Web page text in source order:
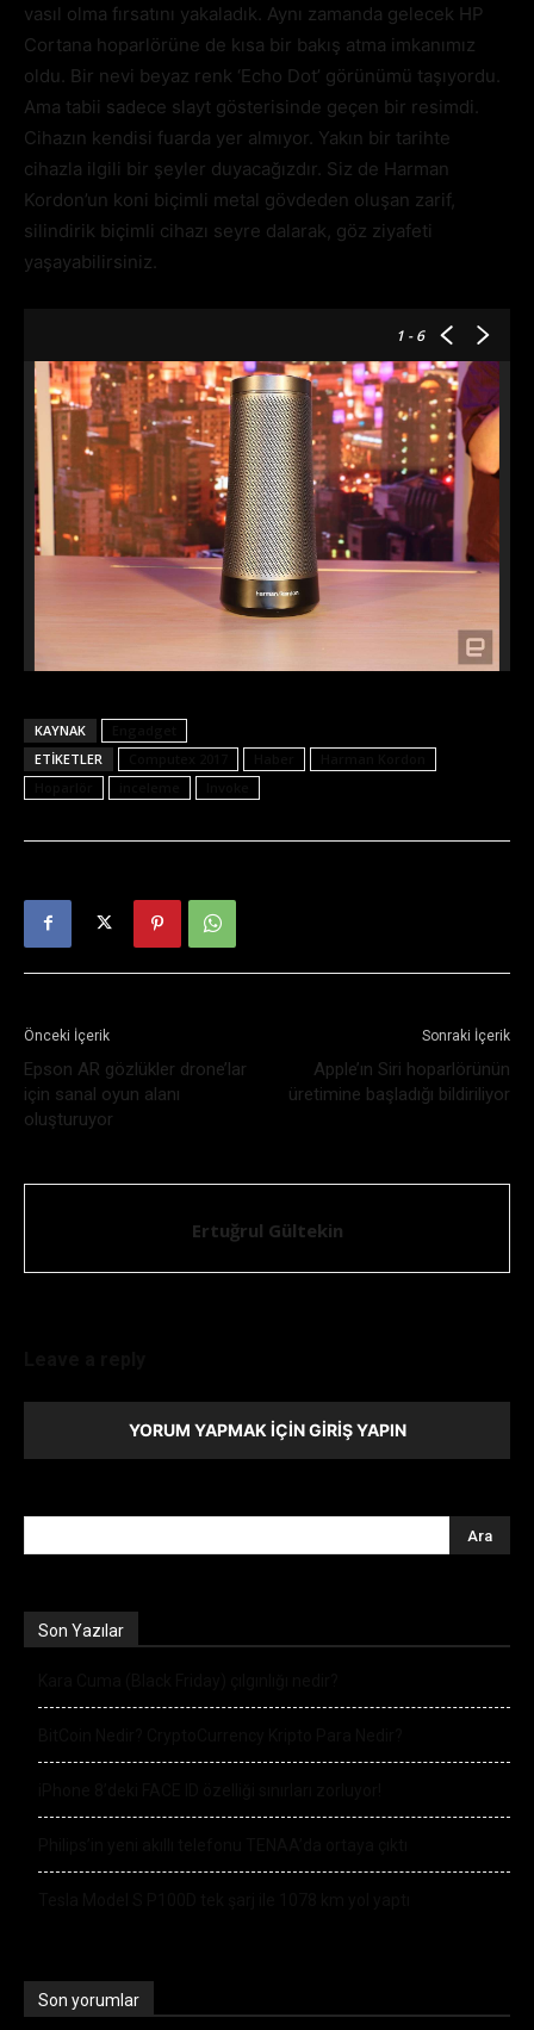
vasıl olma fırsatını yakaladık. Aynı zamanda gelecek HP
Cortana hoparlörüne de kısa bir bakış atma imkanımız
oldu. Bir nevi beyaz renk ‘Echo Dot’ görünümü taşıyordu.
Ama tabii sadece slayt gösterisinde geçen bir resimdi.
Cihazın kendisi fuarda yer almıyor. Yakın bir tarihte
cihazla ilgili bir şeyler duyacağızdır. Siz de Harman
Kordon’un koni biçimli metal gövdeden oluşan zarif,
silindirik biçimli cihazı seyre dalarak, göz ziyafeti
yaşayabilirsiniz.
1 - 6
KAYNAK
ETIKETLER
Önceki İçerik
Epson AR gözlükler drone’lar
için sanal oyun alanı
oluşturuyor
Sonraki İçerik
Apple’ın Siri hoparlörünün
üretimine başladığı bildiriliyor
Ertuğrul Gültekin
YORUM YAPMAK İÇIN GIRIŞ YAPIN
Son Yazılar
Son yorumlar